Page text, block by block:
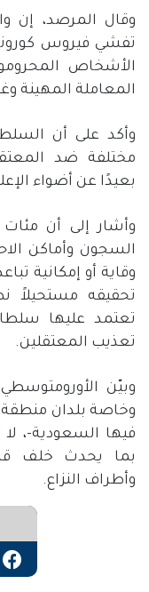
وقال المرصد، إن
الأشخاص
المعاملة المهينة
وأكد على أن
مختلفة ضد
بعيدًا عن أضواء
وأشار إلى أن
السجون وأماكن
وقاية أو إمكانية
تحقيقه مستحيلاً
تعتمد عليها
تعذيب المعتقلين.
وبيّن
وخاصة بلدان
فيها السعودية-،
بما يحدث خلف
وأطراف النزاع.